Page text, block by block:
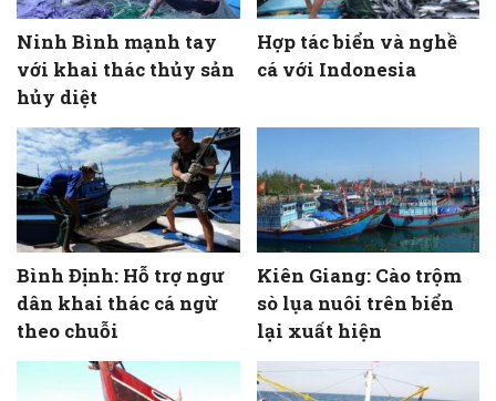
Ninh Bình mạnh tay
với khai thác thủy sản
hủy diệt
Hợp tác biển và nghề
cá với Indonesia
Bình Định: Hỗ trợ ngư
dân khai thác cá ngừ
theo chuỗi
Kiên Giang: Cào trộm
sò lụa nuôi trên biển
lại xuất hiện